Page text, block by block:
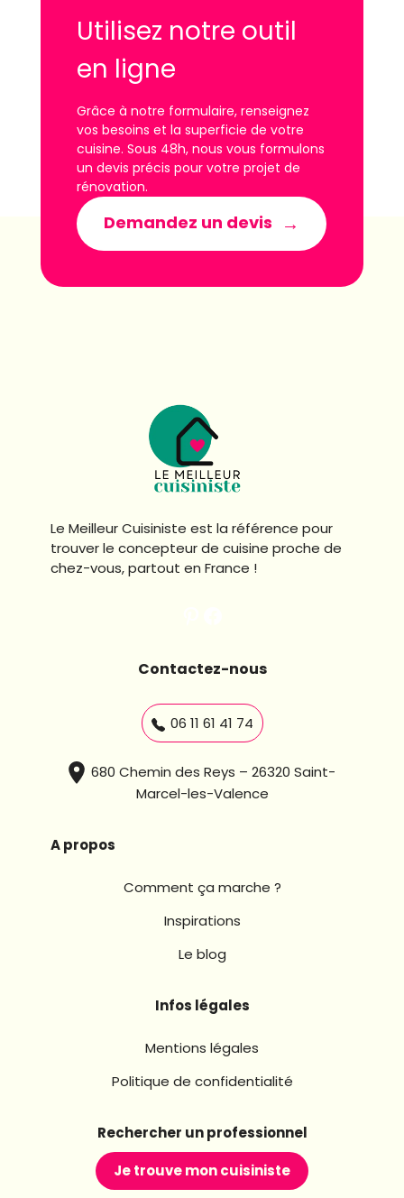
Utilisez notre outil
en ligne
Grâce à notre formulaire, renseignez
vos besoins et la superficie de votre
cuisine. Sous 48h, nous vous formulons
un devis précis pour votre projet de
rénovation.
Demandez un devis
Le Meilleur Cuisiniste est la référence pour
trouver le concepteur de cuisine proche de
chez-vous, partout en France !
Contactez-nous
06 11 61 41 74
680 Chemin des Reys – 26320 Saint-
Marcel-les-Valence
A propos
Comment ça marche ?
Inspirations
Le blog
Infos légales
Mentions légales
Politique de confidentialité
Rechercher un professionnel
Je trouve mon cuisiniste